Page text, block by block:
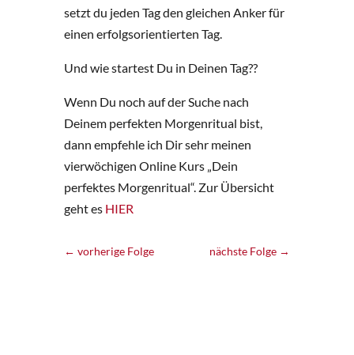
setzt du jeden Tag den gleichen Anker für
einen erfolgsorientierten Tag.
Und wie startest Du in Deinen Tag??
Wenn Du noch auf der Suche nach
Deinem perfekten Morgenritual bist,
dann empfehle ich Dir sehr meinen
vierwöchigen Online Kurs „Dein
perfektes Morgenritual“. Zur Übersicht
geht es HIER
← vorherige Folge nächste Folge →